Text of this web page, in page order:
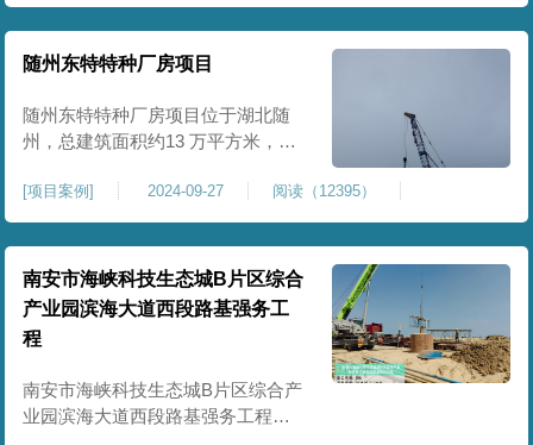
药制剂项目施工，二期为20万吨新
型特种糖蜜肥料项目，两期项目都
采用基础承台加强夯和普通强夯施
使用要求，单独对基础承台位置地
基进行置换加强夯，其他区域采用
随州东特特种厂房项目
随州东特特种厂房项目位于湖北随
州，总建筑面积约13 万平方米，为
载力与均匀性要求严苛。项目于
2024 年 9 月正式开工，地基处理采
用高能级强夯施工工艺，通过大吨
位重锤动力固结，全面提升场地密
实度与承载性能，满足重载车间、
设备基础与行车轨道的长期稳定运
行要求。项目严格遵循强夯地基处
[项目案例] 2024-09-27 阅读（12395）
南安市海峡科技生态城B片区综合
产业园滨海大道西段路基强务工
程
南安市海峡科技生态城B片区综合产
业园滨海大道西段路基强务工程位